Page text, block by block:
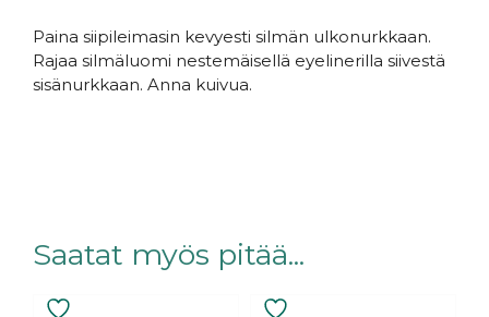
Paina siipileimasin kevyesti silmän ulkonurkkaan.
Rajaa silmäluomi nestemäisellä eyelinerilla siivestä
sisänurkkaan. Anna kuivua.
Saatat myös pitää...
Tällä